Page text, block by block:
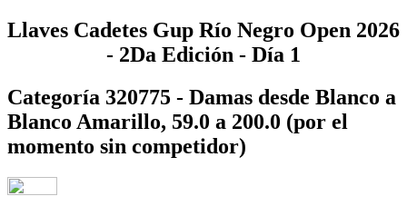
Llaves Cadetes Gup Río Negro Open 2026
- 2Da Edición - Día 1
Categoría 320775 - Damas desde Blanco a
Blanco Amarillo, 59.0 a 200.0 (por el
momento sin competidor)